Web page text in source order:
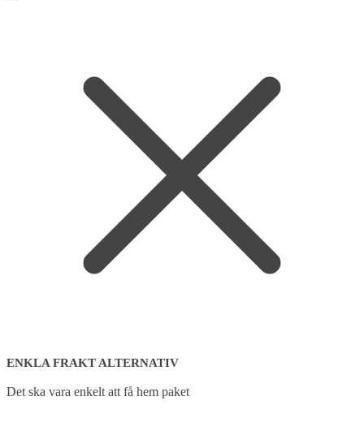
ENKLA FRAKT ALTERNATIV
Det ska vara enkelt att få hem paket